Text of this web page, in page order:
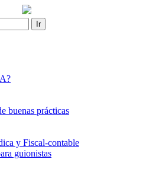
buenas prácticas
y Fiscal-contable
guionistas